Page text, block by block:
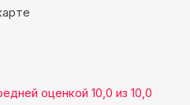
оценкой 10,0 из 10,0